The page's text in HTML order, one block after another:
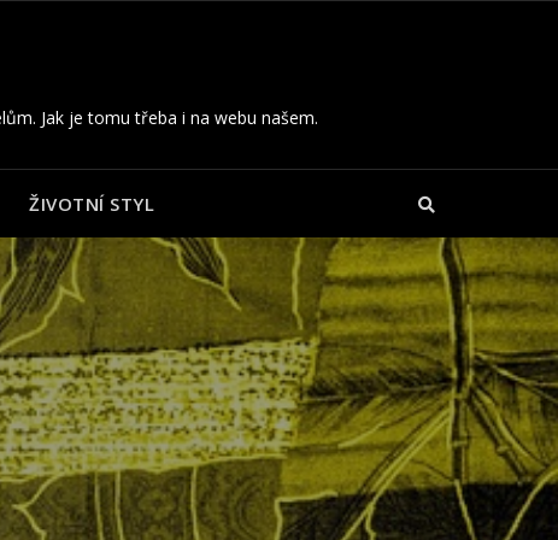
Jak je tomu třeba i na webu našem.
ŽIVOTNÍ STYL